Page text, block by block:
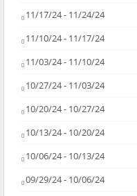
11/17/24 - 11/24/24
11/10/24 - 11/17/24
11/03/24 - 11/10/24
10/27/24 - 11/03/24
10/20/24 - 10/27/24
10/13/24 - 10/20/24
10/06/24 - 10/13/24
09/29/24 - 10/06/24